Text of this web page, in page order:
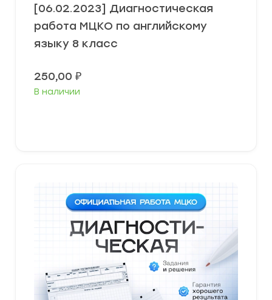
[06.02.2023] Диагностическая
работа МЦКО по английскому
языку 8 класс
250,00 ₽
В наличии